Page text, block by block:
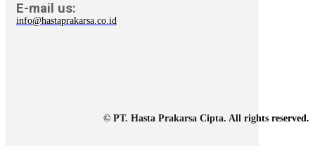
E-mail us:
info@hastaprakarsa.co.id
© PT. Hasta Prakarsa Cipta. All rights reserved.